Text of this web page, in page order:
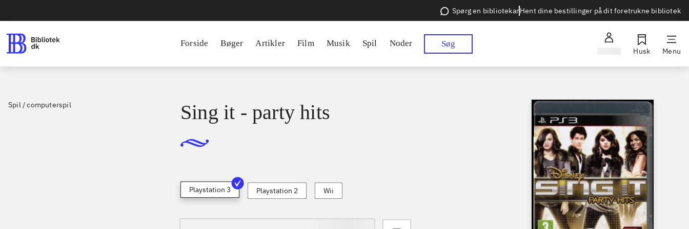
Spørg en bibliotekarHent dine bestillinger på dit foretrukne bibliotek
Forside Bøger Artikler Film Musik Spil Noder Søg
Husk Menu
Spil / computerspil Sing it - party hits
Playstation 3 Playstation 2 Wii